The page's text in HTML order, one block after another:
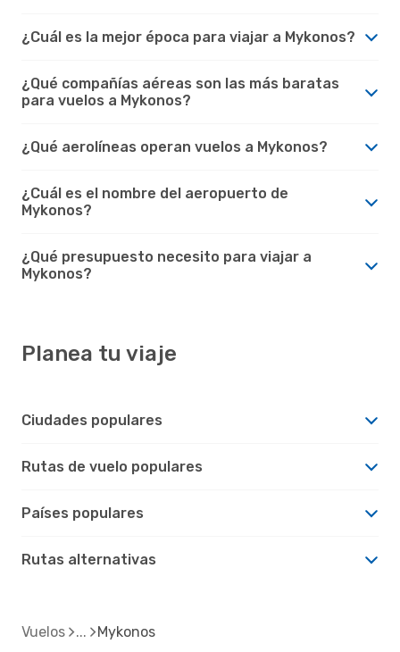
¿Cuál es la mejor época para viajar a Mykonos?
¿Qué compañías aéreas son las más baratas
para vuelos a Mykonos?
¿Qué aerolíneas operan vuelos a Mykonos?
¿Cuál es el nombre del aeropuerto de
Mykonos?
¿Qué presupuesto necesito para viajar a
Mykonos?
Planea tu viaje
Ciudades populares
Rutas de vuelo populares
Países populares
Rutas alternativas
Vuelos Mykonos